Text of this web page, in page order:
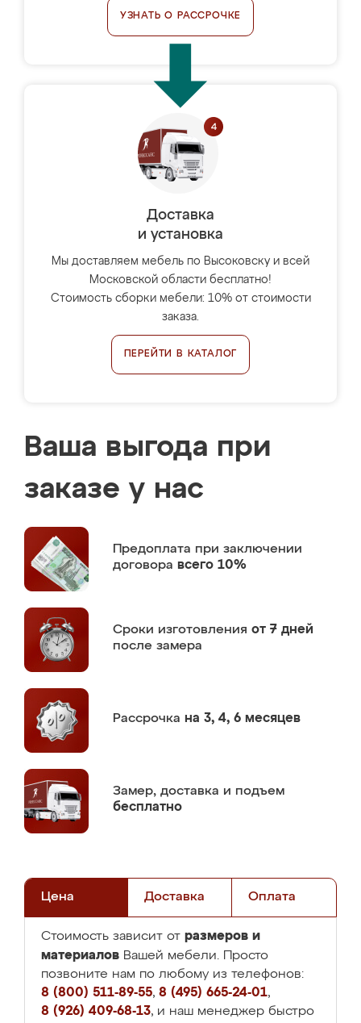
УЗНАТЬ О РАССРОЧКЕ
Доставка
и установка
Мы доставляем мебель по Высоковску и всей
Московской области бесплатно!
Стоимость сборки мебели: 10% от стоимости
заказа.
ПЕРЕЙТИ В КАТАЛОГ
Ваша выгода при
заказе у нас
Предоплата при заключении
договора всего 10%
Сроки изготовления от 7 дней
после замера
Рассрочка на 3, 4, 6 месяцев
Замер, доставка и подъем
бесплатно
Цена Доставка Оплата
Стоимость зависит от размеров и
материалов Вашей мебели. Просто
позвоните нам по любому из телефонов:
8 (800) 511-89-55, 8 (495) 665-24-01,
8 (926) 409-68-13, и наш менеджер быстро